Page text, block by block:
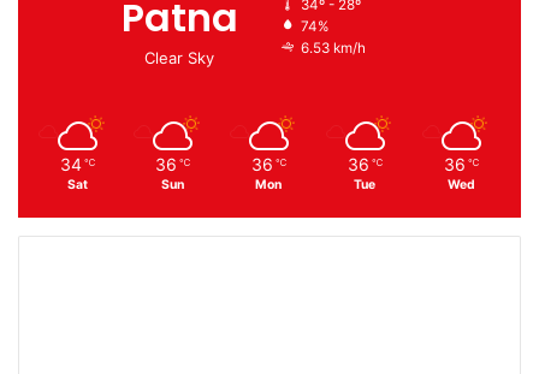
Patna
Clear Sky
34º - 28º
74%
6.53 km/h
34 ℃
Sat
36 ℃
Sun
36 ℃
Mon
36 ℃
Tue
36 ℃
Wed